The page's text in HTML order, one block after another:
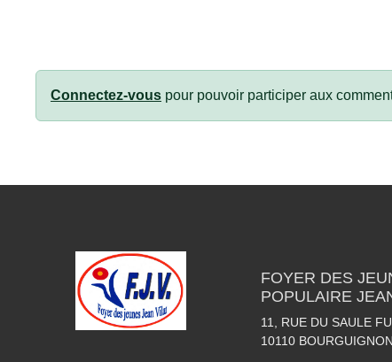
Connectez-vous pour pouvoir participer aux
FOYER DES
POPULAIRE
11, RUE DU SAULE
10110